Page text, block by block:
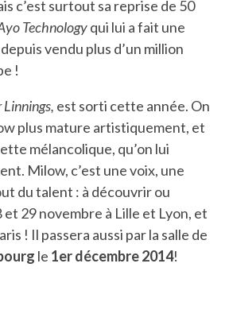
7.6
c’est surtout sa reprise de 50
Technologyqui lui a fait une
vendu plus d’un million
!
Linnings, est sorti cette année. On
plus mature artistiquement, et
mélancolique, qu’on lui
Milow, c’est une voix, une
du talent : à découvrir ou
29 novembre à Lille et Lyon, et
! Il passera aussi par la salle de
le 1er décembre 2014!